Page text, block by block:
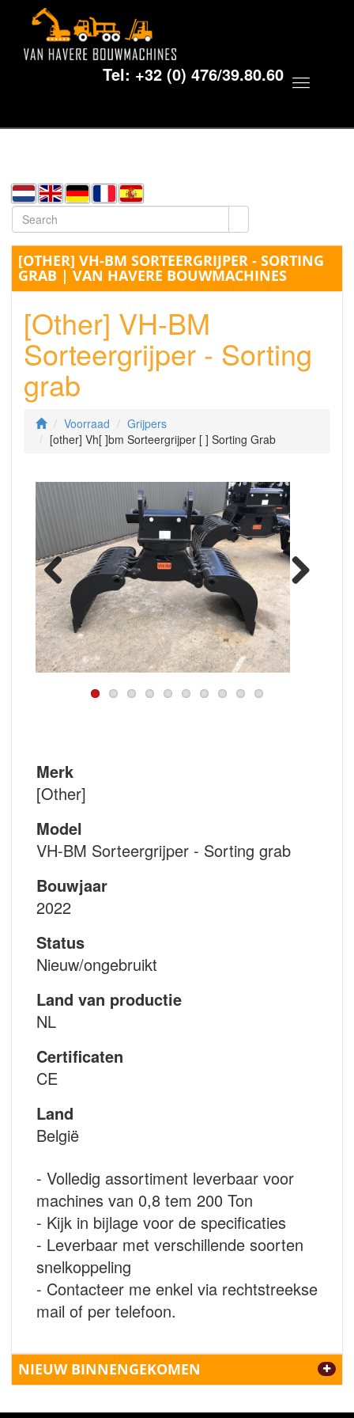
Tel: +32 (0) 476/39.80.60
Toggle
[OTHER] VH-BM SORTEERGRIJPER - SORTING
GRAB | VAN HAVERE BOUWMACHINES
[Other] VH-BM
Sorteergrijper - Sorting
grab
Voorraad
Grijpers
[other] Vh[ ]bm Sorteergrijper [ ] Sorting Grab
Previous Next
Merk
[Other]
Model
VH-BM Sorteergrijper - Sorting grab
Bouwjaar
2022
Status
Nieuw/ongebruikt
Land van productie
NL
Certificaten
CE
Land
België
- Volledig assortiment leverbaar voor
machines van 0,8 tem 200 Ton
- Kijk in bijlage voor de specificaties
- Leverbaar met verschillende soorten
snelkoppeling
- Contacteer me enkel via rechtstreekse
mail of per telefoon.
NIEUW BINNENGEKOMEN